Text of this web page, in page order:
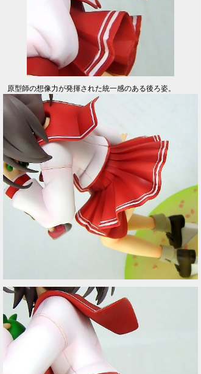
原型師の想像力が発揮された統一感のある後ろ姿。